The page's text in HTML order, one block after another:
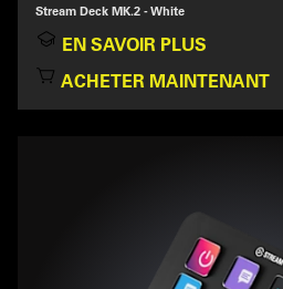
Stream Deck MK.2 - White
EN SAVOIR PLUS
ACHETER MAINTENANT